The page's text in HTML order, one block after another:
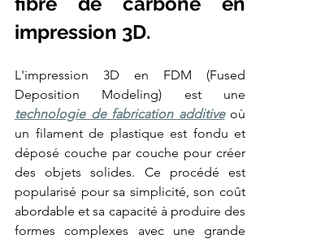
technologies
SLS
précision
fibre
carbone
(Markforged).
clients
industriels
incluent
Airbus,
Eiffage,
Mitsubishi
L'Occitane.
Délai
impression 3D.
L'impression 3D en FDM (Fused
technologie de fabrication additive où
un filament de plastique est fondu et
déposé couche par couche pour créer
des objets solides. Ce procédé est
popularisé pour sa simplicité, son coût
abordable et sa capacité à produire des
formes complexes avec une grande